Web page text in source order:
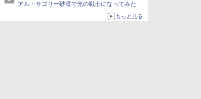
アル・サゴリー砂漠で光の戦士になってみた
もっと見る